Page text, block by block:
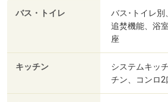
バス・トイレ
バス･トイレ別
追焚機能、浴
座
キッチン
システムキッ
チン、コンロ2